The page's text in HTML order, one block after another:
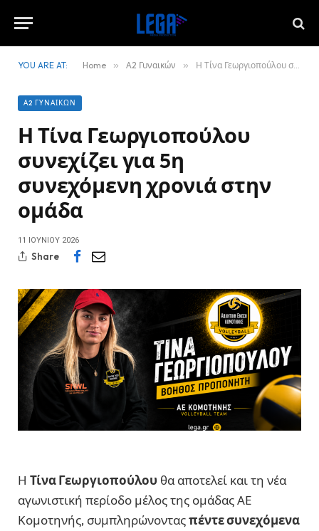
YOU ARE AT: Home » Α2 Γυναικών » Η Τίνα Γεωργιοπούλου συνεχίζει για 5η συνεχόμενη χρονιά στην ομάδα
Α2 ΓΥΝΑΙΚΏΝ
Η Τίνα Γεωργιοπούλου
συνεχίζει για 5η
συνεχόμενη χρονιά στην
ομάδα
11 ΙΟΥΝΊΟΥ 2026
Share
Η Τίνα Γεωργιοπούλου θα αποτελεί και τη νέα
αγωνιστική περίοδο μέλος της ομάδας ΑΕ
Κομοτηνής, συμπληρώνονταςπέντε συνεχόμενα